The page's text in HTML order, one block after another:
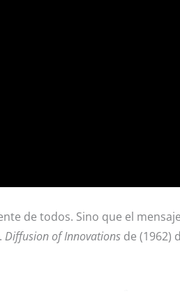
de todos. Sino que el
Diffusion of Innovations de (1962)